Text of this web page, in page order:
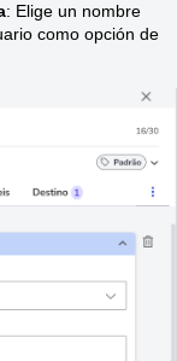
: Elige un nombre
como opción de